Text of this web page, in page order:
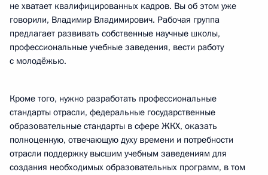
не хватает квалифицированных кадров. Вы об этом уже
говорили, Владимир Владимирович. Рабочая группа
предлагает развивать собственные научные школы,
профессиональные учебные заведения, вести работу
с молодёжью.
Кроме того, нужно разработать профессиональные
стандарты отрасли, федеральные государственные
образовательные стандарты в сфере ЖКХ, оказать
полноценную, отвечающую духу времени и потребности
отрасли поддержку высшим учебным заведениям для
создания необходимых образовательных программ, в том